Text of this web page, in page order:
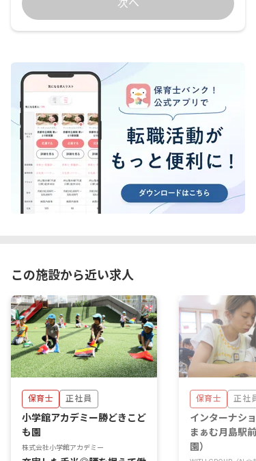
次へ
この施設から近い求人
保育士 正社員
小学館アカデミー勝どきこど
も園
株式会社小学館アカデミー
保育士 正社員
インターナシ
まぁむ月島駅
園）